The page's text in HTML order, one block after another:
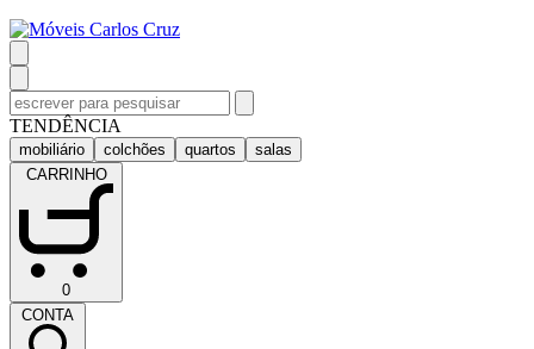
Pesquisar
por:
TENDÊNCIA
mobiliário colchões quartos
salas
CARRINHO
0CARRINHO
(0)
CONTA
CONTA